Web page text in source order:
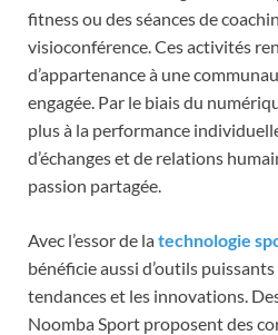
fitness ou des séances de
visioconférence. Ces activités
d’appartenance à une
engagée. Par le biais du
plus à la performance
d’échanges et de relations
passion partagée.
Avec l’essor de latechnologie
bénéficie aussi d’outils
tendances et les innovations.
Noomba Sport proposent des